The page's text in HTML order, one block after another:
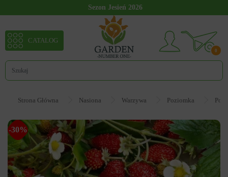
Sezon Jesień 2026
0
CATALOG
Strona Główna Nasiona Warzywa Poziomka
-30%